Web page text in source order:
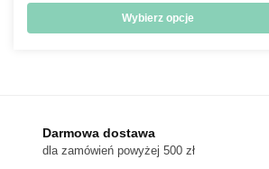
od
18 zł
Wybierz opcje
Opcje
Darmowa dostawa
dla zamówień powyżej 500 zł